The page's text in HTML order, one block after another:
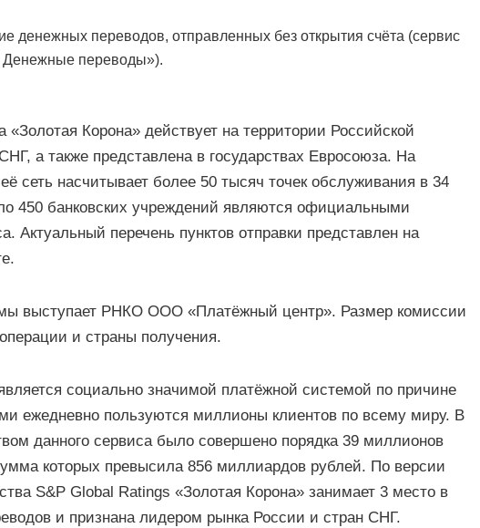
денежных переводов, отправленных без открытия счёта (сервис
переводы»).
«Золотая Корона» действует на территории Российской
а также представлена в государствах Евросоюза. На
сеть насчитывает более 50 тысяч точек обслуживания в 34
450 банковских учреждений являются официальными
Актуальный перечень пунктов отправки представлен на
выступает РНКО ООО «Платёжный центр». Размер комиссии
и страны получения.
социально значимой платёжной системой по причине
ежедневно пользуются миллионы клиентов по всему миру. В
данного сервиса было совершено порядка 39 миллионов
которых превысила 856 миллиардов рублей. По версии
S&P Global Ratings «Золотая Корона» занимает 3 место в
и признана лидером рынка России и стран СНГ.